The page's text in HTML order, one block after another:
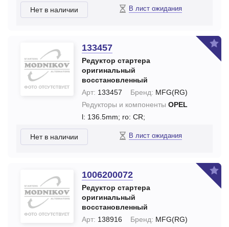
Нет в наличии В лист ожидания
133457
Редуктор стартера
оригинальный
восстановленный
Арт: 133457 Бренд: MFG(RG)
Редукторы и компоненты OPEL
l: 136.5mm; ro: CR;
Нет в наличии В лист ожидания
1006200072
Редуктор стартера
оригинальный
восстановленный
Арт: 138916 Бренд: MFG(RG)